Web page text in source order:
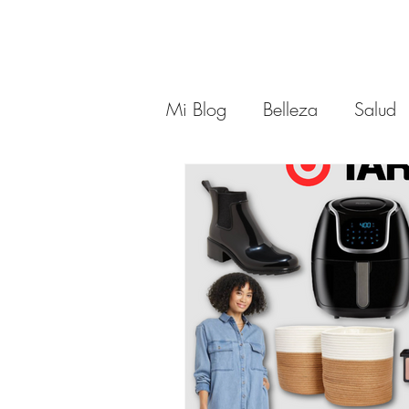
Mi Blog Belleza Salud
Moda Moda
Outfits 40 años y mas
Asesora de Moda
Cabello Mujeres de 40